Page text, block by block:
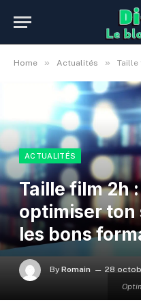
Home » Actualités » Taille film
ACTUALITÉS
Taille film 2h
optimiser ton
les bons
By Romain 28